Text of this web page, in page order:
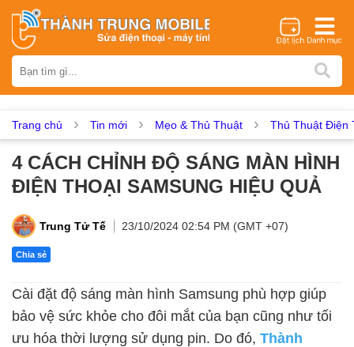
iPhone Samsung Oppo Xiaomi Realme Vivo
Asus Sony Vertu LG Tecno
Dịch vụ sửa chữa
Thay màn hình Thay camera
Thay loa Thay kính lưng Thay vỏ Thay chân sạc
Màn hình Samsung
Màn hình Xiaomi Màn hình Realme Màn hình Vivo
Trang chủ Tin mới Mẹo & Thủ Thuật Thủ Thuật Điện
4 CÁCH CHỈNH ĐỘ SÁNG MÀN HÌNH
ĐIỆN THOẠI SAMSUNG HIỆU QUẢ
Trung Tử Tế 23/10/2024 02:54 PM (GMT +07)
Chia sẻ
Cài đặt độ sáng màn hình Samsung phù hợp giúp
bảo vệ sức khỏe cho đôi mắt của bạn cũng như tối
ưu hóa thời lượng sử dụng pin. Do đó, Thành